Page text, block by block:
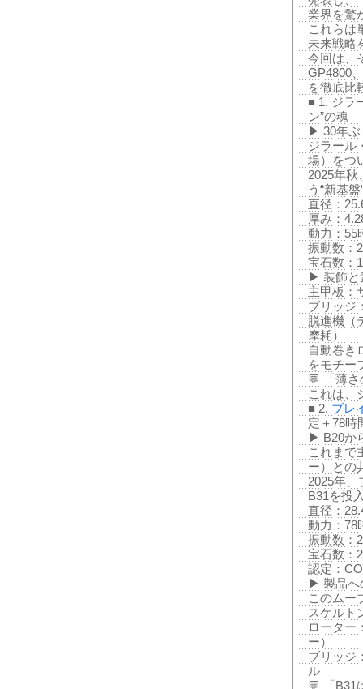
業界を驚
これらは
未来戦略
今回は、
GP4800
を徹底比
■ 1. ジラ
ン”の魂
▶ 30年ぶ
ジラール
場）をつ
2025年秋
う“新基
直径：
厚み：
動力：55
振動数：
宝石数：
▶ 装飾と
主甲板：
ブリッジ
脱進機（
摩耗）
自動巻き
をモチー
💬 「薄
これは、
■ 2. ブレ
定＋78時
▶ B20か
これまで
ー）との
2025年、
B31を投
直径：
動力：78
振動数：
宝石数：
認定：
▶ 製品へ
このムー
スケルト
ローター
ー）
ブリッジ
ル
💬 「B31